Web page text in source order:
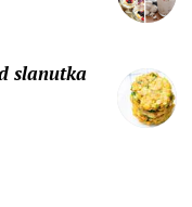
slanutka